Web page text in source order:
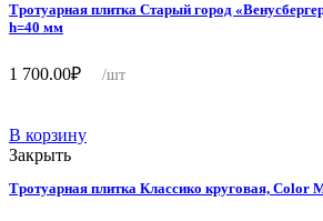
Тротуарная плитка Старый город
h=40 мм
1 700.00₽ /шт
В корзину
Закрыть
Тротуарная плитка Классико круговая, Color